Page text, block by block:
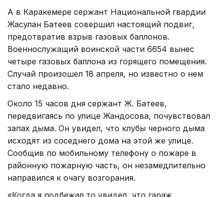
А в Каракемере сержант Национальной гвардии
Жасулан Батеев совершил настоящий подвиг,
предотвратив взрыв газовых баллонов.
Военнослужащий воинской части 6654 вынес
четыре газовых баллона из горящего помещения.
Случай произошел 18 апреля, но известно о нем
стало недавно.
Около 15 часов дня сержант Ж. Батеев,
передвигаясь по улице Жандосова, почувствовал
запах дыма. Он увидел, что клубы черного дыма
исходят из соседнего дома на этой же улице.
Сообщив по мобильному телефону о пожаре в
районную пожарную часть, он незамедлительно
направился к очагу возгорания.
«Когда я подбежал то увидел, что гараж,